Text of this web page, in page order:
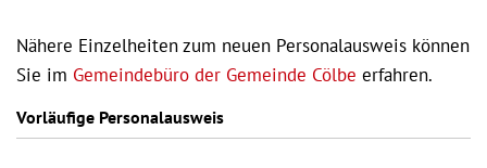
Nähere Einzelheiten zum neuen Personalausweis können
Sie im Gemeindebüro der Gemeinde Cölbe erfahren.
Vorläufige Personalausweis